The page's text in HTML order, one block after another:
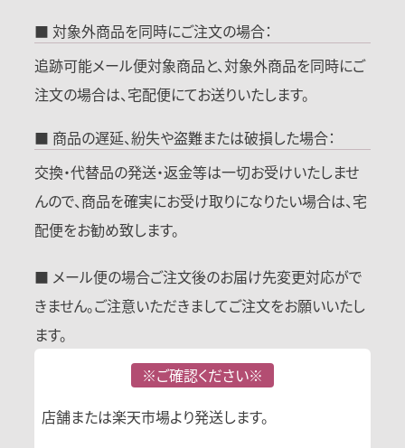
■ 対象外商品を同時にご注文の場合：
追跡可能メール便対象商品と、対象外商品を同時にご
注文の場合は、宅配便にてお送りいたします。
■ 商品の遅延、紛失や盗難または破損した場合：
交換・代替品の発送・返金等は一切お受けいたしませ
んので、商品を確実にお受け取りになりたい場合は、宅
配便をお勧め致します。
■ メール便の場合ご注文後のお届け先変更対応がで
きません。ご注意いただきましてご注文をお願いいたし
ます。
※ご確認ください※
店舗または楽天市場より発送します。